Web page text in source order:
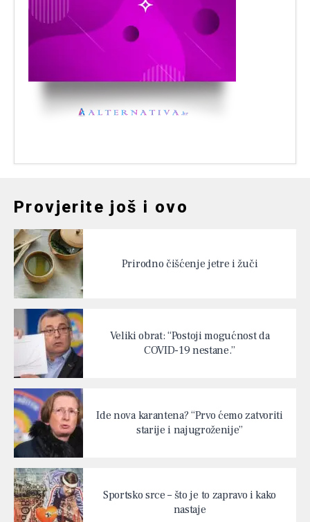
Provjerite još i ovo
Prirodno čišćenje jetre i žuči
Veliki obrat: “Postoji mogućnost da
COVID-19 nestane.”
Ide nova karantena? “Prvo ćemo zatvoriti
starije i najugroženije”
Sportsko srce – što je to zapravo i kako
nastaje